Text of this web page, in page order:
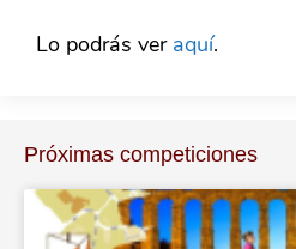
Lo podrás ver aquí.
Próximas competiciones